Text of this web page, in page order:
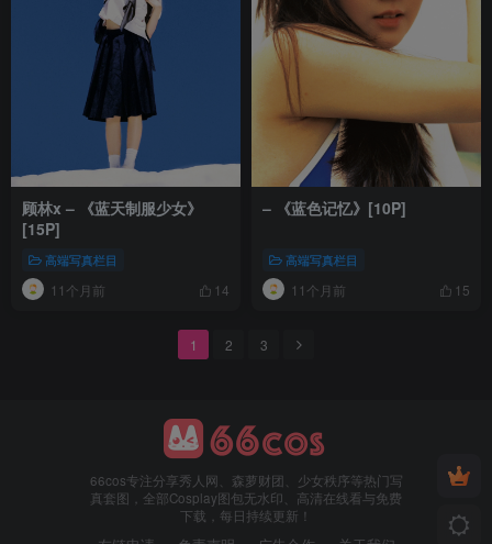
顾林x – 《蓝天制服少女》
[15P]
高端写真栏目
11个月前 14
– 《蓝色记忆》[10P]
高端写真栏目
11个月前 15
1 2 3
66cos专注分享秀人网、森萝财团、少女秩序等热门写
真套图，全部Cosplay图包无水印、高清在线看与免费
下载，每日持续更新！